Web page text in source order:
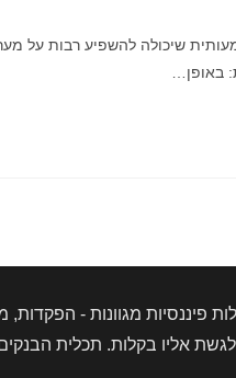
שיכולה להשפיע רבות על
באופן…
מגוונות - הפקדות,
אליו בקלות. תכלית הבנקים